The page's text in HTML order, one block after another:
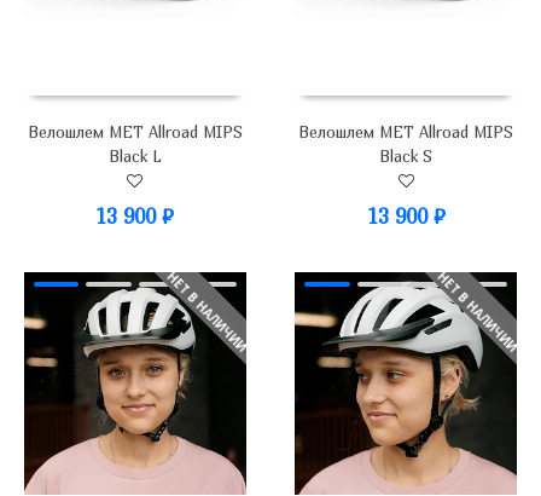
Велошлем MET Allroad MIPS
Black L
13 900₽
Велошлем MET Allroad MIPS
Black S
13 900 ₽
НЕТ В НАЛИЧИИ НЕТ В НАЛИЧИИ